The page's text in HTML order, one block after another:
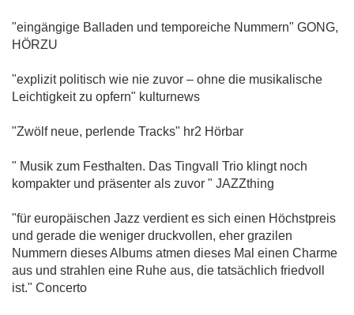
"eingängige Balladen und temporeiche Nummern" GONG,
HÖRZU
"explizit politisch wie nie zuvor – ohne die musikalische
Leichtigkeit zu opfern" kulturnews
"Zwölf neue, perlende Tracks" hr2 Hörbar
" Musik zum Festhalten. Das Tingvall Trio klingt noch
kompakter und präsenter als zuvor " JAZZthing
"für europäischen Jazz verdient es sich einen Höchstpreis
und gerade die weniger druckvollen, eher grazilen
Nummern dieses Albums atmen dieses Mal einen Charme
aus und strahlen eine Ruhe aus, die tatsächlich friedvoll
ist." Concerto